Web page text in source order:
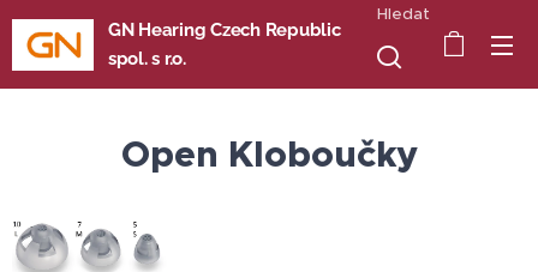
GN Hearing Czech Republic
spol. s r.o.
Hledat
Open Kloboučky